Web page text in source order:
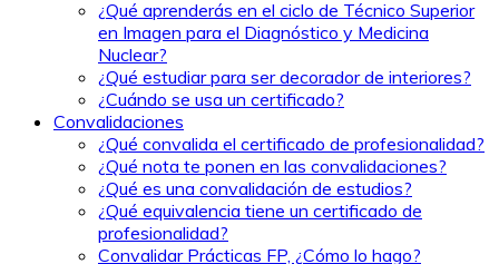
¿Qué aprenderás en el ciclo de Técnico Superior
en Imagen para el Diagnóstico y Medicina
Nuclear?
¿Qué estudiar para ser decorador de interiores?
¿Cuándo se usa un certificado?
Convalidaciones
¿Qué convalida el certificado de profesionalidad?
¿Qué nota te ponen en las convalidaciones?
¿Qué es una convalidación de estudios?
¿Qué equivalencia tiene un certificado de
profesionalidad?
Convalidar Prácticas FP, ¿Cómo lo hago?